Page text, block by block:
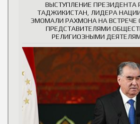
ВЫСТУПЛЕНИЕ ПРЕЗИДЕНТА
ТАДЖИКИСТАН, ЛИДЕРА
ЭМОМАЛИ РАХМОНА НА ВСТРЕЧЕ
ПРЕДСТАВИТЕЛЯМИ
РЕЛИГИОЗНЫМИ